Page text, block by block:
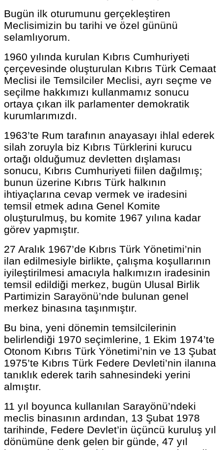
Bugün ilk oturumunu gerçekleştiren
Meclisimizin bu tarihi ve özel gününü
selamlıyorum.
1960 yılında kurulan Kıbrıs Cumhuriyeti
çerçevesinde oluşturulan Kıbrıs Türk Cemaat
Meclisi ile Temsilciler Meclisi, ayrı seçme ve
seçilme hakkımızı kullanmamız sonucu
ortaya çıkan ilk parlamenter demokratik
kurumlarımızdı.
1963’te Rum tarafının anayasayı ihlal ederek
silah zoruyla biz Kıbrıs Türklerini kurucu
ortağı olduğumuz devletten dışlaması
sonucu, Kıbrıs Cumhuriyeti fiilen dağılmış;
bunun üzerine Kıbrıs Türk halkının
ihtiyaçlarına cevap vermek ve iradesini
temsil etmek adına Genel Komite
oluşturulmuş, bu komite 1967 yılına kadar
görev yapmıştır.
27 Aralık 1967’de Kıbrıs Türk Yönetimi’nin
ilan edilmesiyle birlikte, çalışma koşullarının
iyileştirilmesi amacıyla halkımızın iradesinin
temsil edildiği merkez, bugün Ulusal Birlik
Partimizin Sarayönü’nde bulunan genel
merkez binasına taşınmıştır.
Bu bina, yeni dönemin temsilcilerinin
belirlendiği 1970 seçimlerine, 1 Ekim 1974’te
Otonom Kıbrıs Türk Yönetimi’nin ve 13 Şubat
1975’te Kıbrıs Türk Federe Devleti’nin ilanına
tanıklık ederek tarih sahnesindeki yerini
almıştır.
11 yıl boyunca kullanılan Sarayönü’ndeki
meclis binasının ardından, 13 Şubat 1978
tarihinde, Federe Devlet’in üçüncü kuruluş yıl
dönümüne denk gelen bir günde, 47 yıl